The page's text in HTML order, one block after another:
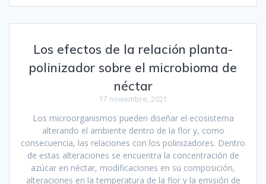
Los efectos de la relación planta-
polinizador sobre el microbioma de
néctar
17 noviembre, 2021
Los microorganismos pueden diseñar el ecosistema
alterando el ambiente dentro de la flor y, como
consecuencia, las relaciones con los polinizadores. Dentro
de estas alteraciones se encuentra la concentración de
azúcar en néctar, modificaciones en su composición,
alteraciones en la temperatura de la flor y la emisión de